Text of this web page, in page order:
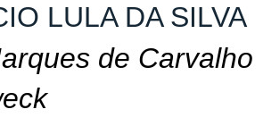
LULA DA SILVA
de Carvalho